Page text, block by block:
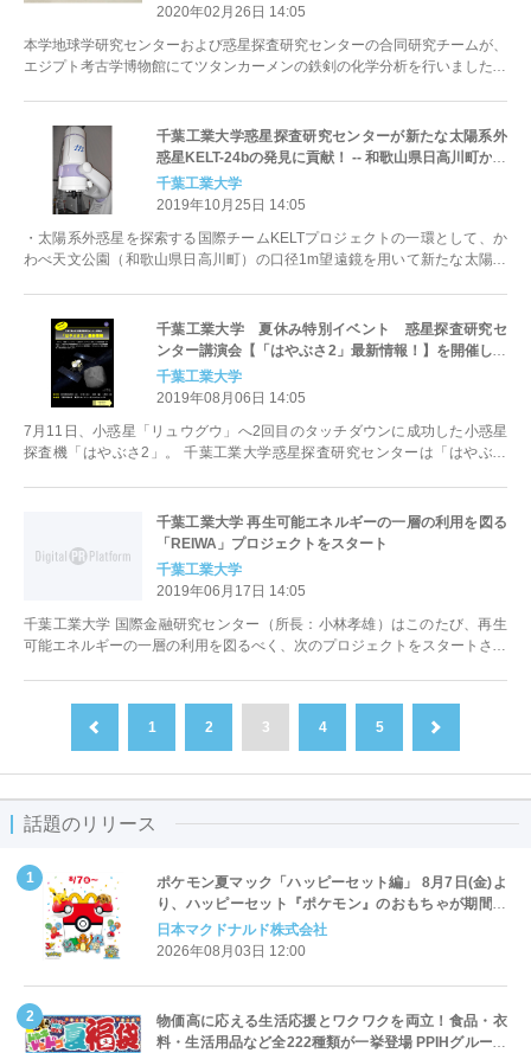
2020年02月26日 14:05
本学地球学研究センターおよび惑星探査研究センターの合同研究チームが、
エジプト考古学博物館にてツタンカーメンの鉄剣の化学分析を行いました。
千葉工業大学惑星探査研究センターが新たな太陽系外
惑星KELT-24bの発見に貢献！ -- 和歌山県日高川町かわ
べ天文公園の口径1m望遠鏡を用いて太陽系外惑星の観
測に初めて成功 --
千葉工業大学
2019年10月25日 14:05
・太陽系外惑星を探索する国際チームKELTプロジェクトの一環として、か
わべ天文公園（和歌山県日高川町）の口径1m望遠鏡を用いて新たな太陽系
千葉工業大学 夏休み特別イベント 惑星探査研究セ
ンター講演会【「はやぶさ2」最新情報！】を開催しま
す
千葉工業大学
2019年08月06日 14:05
7月11日、小惑星「リュウグウ」へ2回目のタッチダウンに成功した小惑星
探査機「はやぶさ2」。 千葉工業大学惑星探査研究センターは「はやぶさ
千葉工業大学 再生可能エネルギーの一層の利用を図る
「REIWA」プロジェクトをスタート
千葉工業大学
2019年06月17日 14:05
千葉工業大学 国際金融研究センター（所長：小林孝雄）はこのたび、再生
可能エネルギーの一層の利用を図るべく、次のプロジェクトをスタートさせ
1 2 3 4 5
話題のリリース
ポケモン夏マック「ハッピーセット編」 8月7日(金)よ
り、ハッピーセット『ポケモン』のおもちゃが期間限
定登場
日本マクドナルド株式会社
2026年08月03日 12:00
物価高に応える生活応援とワクワクを両立！食品・衣
料・生活用品など全222種類が一挙登場 PPIHグループ